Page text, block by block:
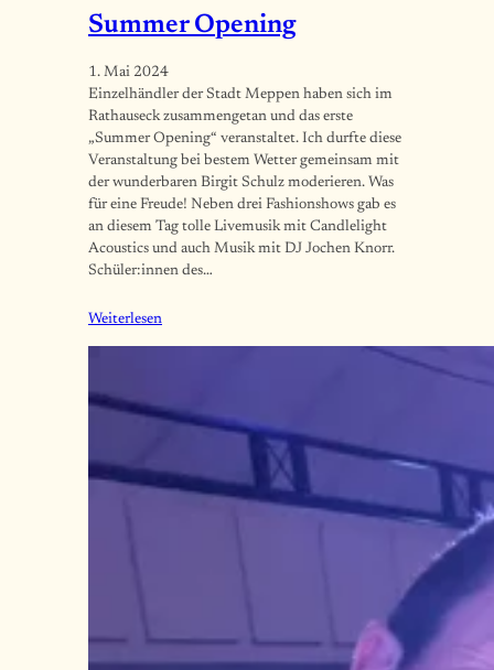
Summer Opening
1. Mai 2024
Einzelhändler der Stadt Meppen haben sich im
Rathauseck zusammengetan und das erste
„Summer Opening“ veranstaltet. Ich durfte diese
Veranstaltung bei bestem Wetter gemeinsam mit
der wunderbaren Birgit Schulz moderieren. Was
für eine Freude! Neben drei Fashionshows gab es
an diesem Tag tolle Livemusik mit Candlelight
Acoustics und auch Musik mit DJ Jochen Knorr.
Schüler:innen des…
Weiterlesen